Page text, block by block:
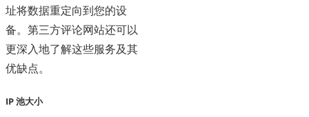
址将数据重定向到您的设
备。第三方评论网站还可以
更深入地了解这些服务及其
优缺点。
IP 池大小